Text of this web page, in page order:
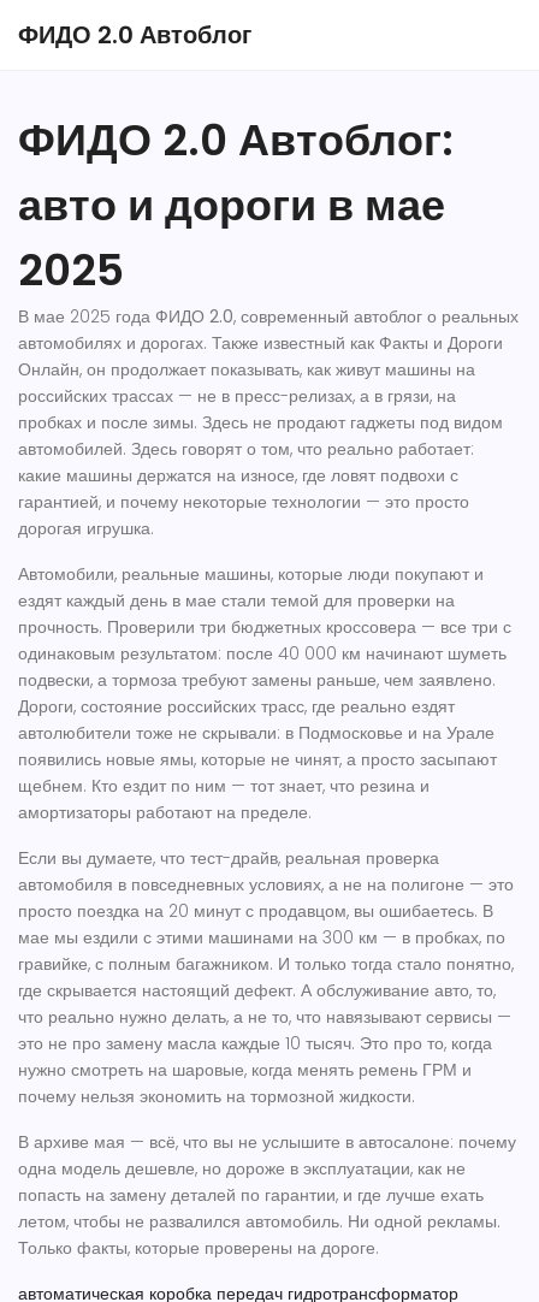
ФИДО 2.0 Автоблог
ФИДО 2.0 Автоблог:
авто и дороги в мае
2025
В мае 2025 года ФИДО 2.0, современный автоблог о реальных
автомобилях и дорогах. Также известный как Факты и Дороги
Онлайн, он продолжает показывать, как живут машины на
российских трассах — не в пресс-релизах, а в грязи, на
пробках и после зимы. Здесь не продают гаджеты под видом
автомобилей. Здесь говорят о том, что реально работает:
какие машины держатся на износе, где ловят подвохи с
гарантией, и почему некоторые технологии — это просто
дорогая игрушка.
Автомобили, реальные машины, которые люди покупают и
ездят каждый день в мае стали темой для проверки на
прочность. Проверили три бюджетных кроссовера — все три с
одинаковым результатом: после 40 000 км начинают шуметь
подвески, а тормоза требуют замены раньше, чем заявлено.
Дороги, состояние российских трасс, где реально ездят
автолюбители тоже не скрывали: в Подмосковье и на Урале
появились новые ямы, которые не чинят, а просто засыпают
щебнем. Кто ездит по ним — тот знает, что резина и
амортизаторы работают на пределе.
Если вы думаете, что тест-драйв, реальная проверка
автомобиля в повседневных условиях, а не на полигоне — это
просто поездка на 20 минут с продавцом, вы ошибаетесь. В
мае мы ездили с этими машинами на 300 км — в пробках, по
гравийке, с полным багажником. И только тогда стало понятно,
где скрывается настоящий дефект. А обслуживание авто, то,
что реально нужно делать, а не то, что навязывают сервисы —
это не про замену масла каждые 10 тысяч. Это про то, когда
нужно смотреть на шаровые, когда менять ремень ГРМ и
почему нельзя экономить на тормозной жидкости.
В архиве мая — всё, что вы не услышите в автосалоне: почему
одна модель дешевле, но дороже в эксплуатации, как не
попасть на замену деталей по гарантии, и где лучше ехать
летом, чтобы не развалился автомобиль. Ни одной рекламы.
Только факты, которые проверены на дороге.
автоматическая коробка передач гидротрансформатор